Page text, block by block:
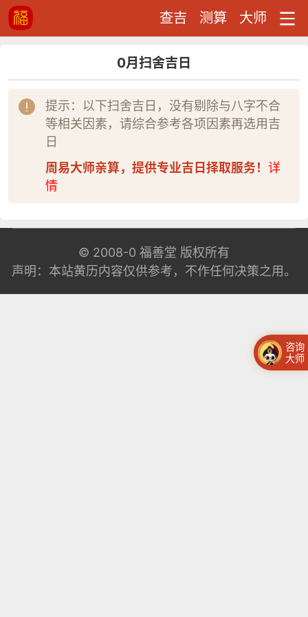
查吉 测算 大师
0月扫舍吉日
提示：以下扫舍吉日，没有剔除与八字不合
等相关因素，请综合参考各项因素再选用吉
日
周易大师亲算，提供专业吉日择取服务！ 详
情
© 2008-0 福善堂 版权所有
声明：本站黄历内容仅供参考，不作任何决策之用。
咨询
大师